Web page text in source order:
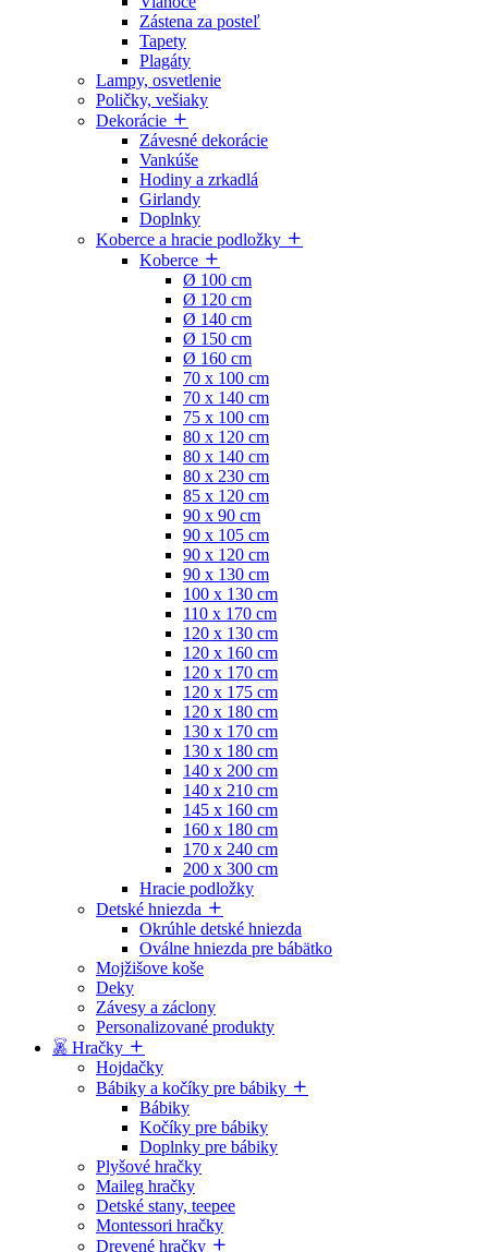
Zástena za posteľ
Tapety
Plagáty
Lampy, osvetlenie
Poličky, vešiaky
Dekorácie
Závesné dekorácie
Vankúše
Hodiny a zrkadlá
Girlandy
Doplnky
Koberce a hracie podložky
Koberce
Ø 100 cm
Ø 120 cm
Ø 140 cm
Ø 150 cm
Ø 160 cm
70 x 100 cm
70 x 140 cm
75 x 100 cm
80 x 120 cm
80 x 140 cm
80 x 230 cm
85 x 120 cm
90 x 90 cm
90 x 105 cm
90 x 120 cm
90 x 130 cm
100 x 130 cm
110 x 170 cm
120 x 130 cm
120 x 160 cm
120 x 170 cm
120 x 175 cm
120 x 180 cm
130 x 170 cm
130 x 180 cm
140 x 200 cm
140 x 210 cm
145 x 160 cm
160 x 180 cm
170 x 240 cm
200 x 300 cm
Hracie podložky
Detské hniezda
Okrúhle detské hniezda
Oválne hniezda pre bábätko
Mojžišove koše
Deky
Závesy a záclony
Personalizované produkty
Hračky
Hojdačky
Bábiky a kočíky pre bábiky
Bábiky
Kočíky pre bábiky
Doplnky pre bábiky
Plyšové hračky
Maileg hračky
Detské stany, teepee
Montessori hračky
Drevené hračky